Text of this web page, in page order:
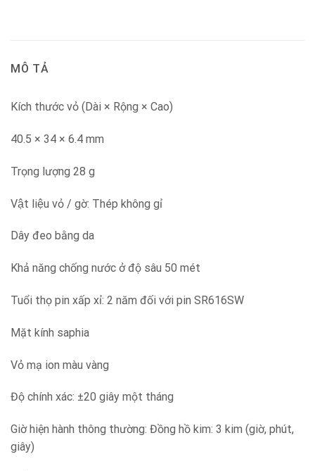
MÔ TẢ
Kích thước vỏ (Dài × Rộng × Cao)
40.5 × 34 × 6.4 mm
Trọng lượng 28 g
Vật liệu vỏ / gờ: Thép không gỉ
Dây đeo bằng da
Khả năng chống nước ở độ sâu 50 mét
Tuổi thọ pin xấp xỉ: 2 năm đối với pin SR616SW
Mặt kính saphia
Vỏ mạ ion màu vàng
Độ chính xác: ±20 giây một tháng
Giờ hiện hành thông thường: Đồng hồ kim: 3 kim (giờ, phút,
giây)